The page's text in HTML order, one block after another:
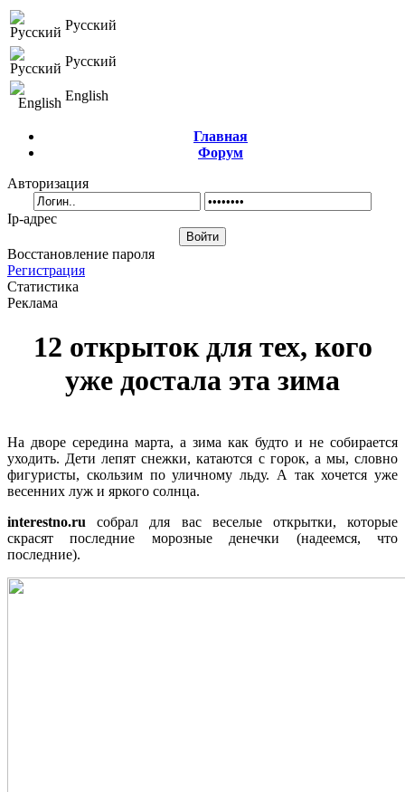
Русский
Русский
English
Главная
Форум
Авторизация
Ip-адрес
Восстановление пароля
Регистрация
Статистика
Реклама
12 открыток для тех, кого
уже достала эта зима
На дворе середина марта, а зима как будто и не собирается
уходить. Дети лепят снежки, катаются с горок, а мы, словно
фигуристы, скользим по уличному льду. А так хочется уже
весенних луж и яркого солнца.
interestno.ru собрал для вас веселые открытки, которые
скрасят последние морозные денечки (надеемся, что
последние).